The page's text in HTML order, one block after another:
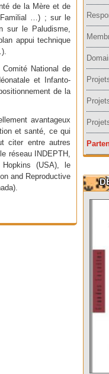
de la Mère et de
Familial …) ; sur le
sur le Paludisme,
appui technique
Comité National de
et Infanto-
de la
avantageux
et santé, ce qui
citer entre autres
réseau INDEPTH,
Hopkins (USA), le
and Reproductive